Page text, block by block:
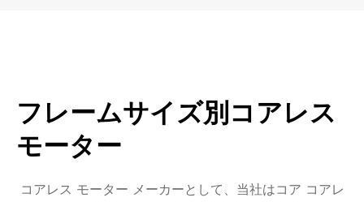
フレームサイズ別コアレス
モーター
コアレス モーター メーカーとして、当社はコア コアレ